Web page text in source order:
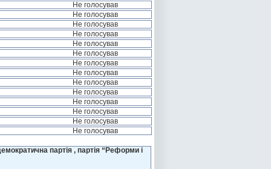
Не голосував
Не голосував
Не голосував
Не голосував
Не голосував
Не голосував
Не голосував
Не голосував
Не голосував
Не голосував
Не голосував
Не голосував
Не голосував
Не голосував
партія , партія “Реформи і